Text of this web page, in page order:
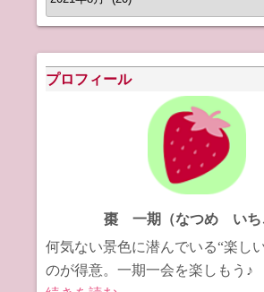
ー
ブ
プロフィール
棗 一期（なつめ いち
何気ない景色に潜んでいる“楽し
のが得意。一期一会を楽しもう♪